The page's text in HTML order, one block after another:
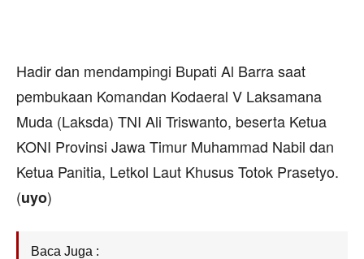
Hadir dan mendampingi Bupati Al Barra saat
pembukaan Komandan Kodaeral V Laksamana
Muda (Laksda) TNI Ali Triswanto, beserta Ketua
KONI Provinsi Jawa Timur Muhammad Nabil dan
Ketua Panitia, Letkol Laut Khusus Totok Prasetyo.
(uyo)
Baca Juga :